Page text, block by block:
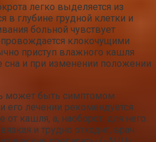
легко выделяется из
в глубине грудной клетки и
больной чувствует
клокочущими
приступ влажного кашля
сна и при изменении положении
может быть симптомом
его лечении рекомендуется
от кашля, а, наоборот, для него.
и трудно отходит, врач